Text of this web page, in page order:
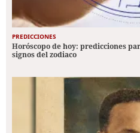
PREDICCIONES
Horóscopo de hoy: predicciones
signos del zodiaco